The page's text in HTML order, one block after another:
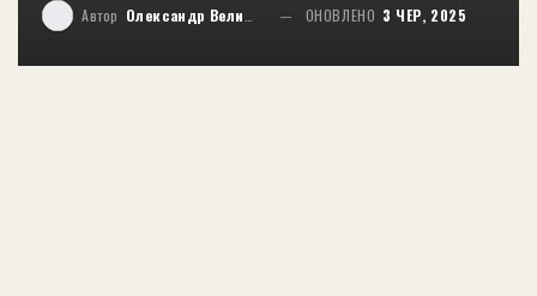
Автор Олександр Великий ОНОВЛЕНО 3 ЧЕР, 2025